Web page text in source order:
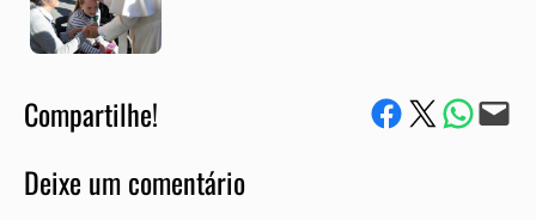
Compartilhe! Compartilhe no Facebook
Compartilhe no Twitter
Compartile via
Envie via e-mail
Deixe um comentário